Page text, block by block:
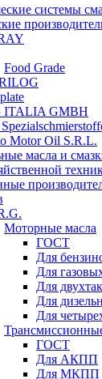
системы
Food Grade
ITALIA GMBH
Motor Oil S.R.L.
масла и
Моторные масла
ГОСТ
Для
Для
Для
Для
Для
ГОСТ
Для АКПП
Для МКПП